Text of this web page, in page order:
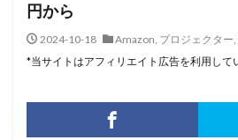
円から
2024-10-18 Amazon, プロジェクター,
*当サイトはアフィリエイト広告を利用して